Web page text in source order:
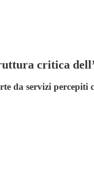
critica
da servizi